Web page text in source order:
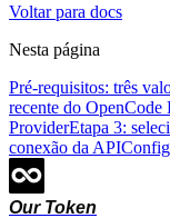
Voltar para docs
Nesta página
Pré-requisitos: três
recente do OpenCode
ProviderEtapa 3:
conexão da API
Our Token